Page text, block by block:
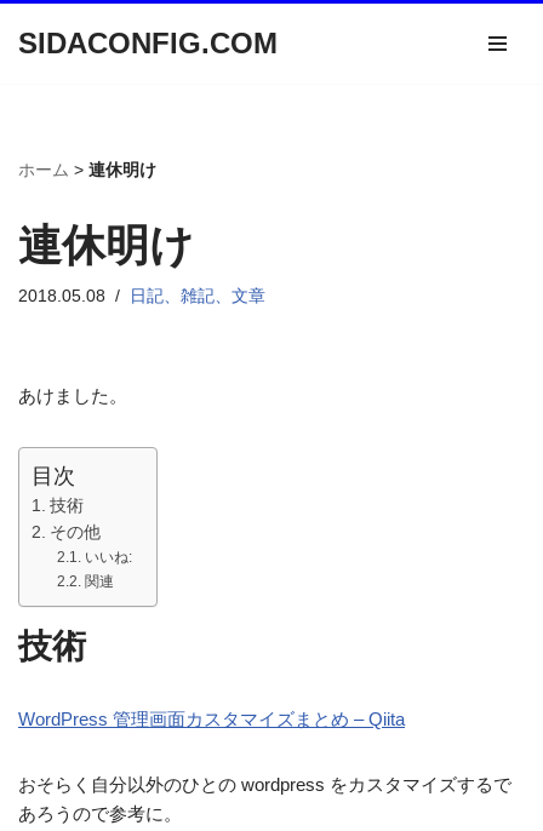
ツ
ス
キ
ッ
SIDACONFIG.COM
ホーム > 連休明け
連休明け
2018.05.08 日記、雑記、文章
あけました。
目次
技術
その他
いいね:
関連
技術
WordPress 管理画面カスタマイズまとめ – Qiita
おそらく自分以外のひとの wordpress をカスタマイズするで
あろうので参考に。